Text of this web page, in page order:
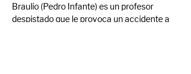
Braulio (Pedro Infante) es un profesor
despistado que le provoca un accidente a